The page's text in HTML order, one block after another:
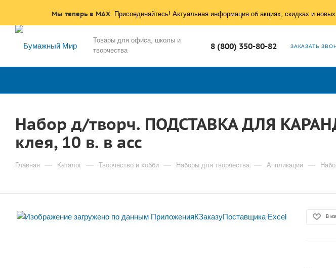
Мы теперь в MAX. Присоединяйтесь! Актуальная информация об акциях, скидках и
Товары для офиса, школы и
творчества
8 (800) 350-80-82 ЗАКАЗАТЬ
Набор д/творч. ПОДСТАВКА ДЛЯ
клея, 10 в. в асс
Главная — Каталог — Творчество и хобби — Наборы для творчества — Аппликации —
В